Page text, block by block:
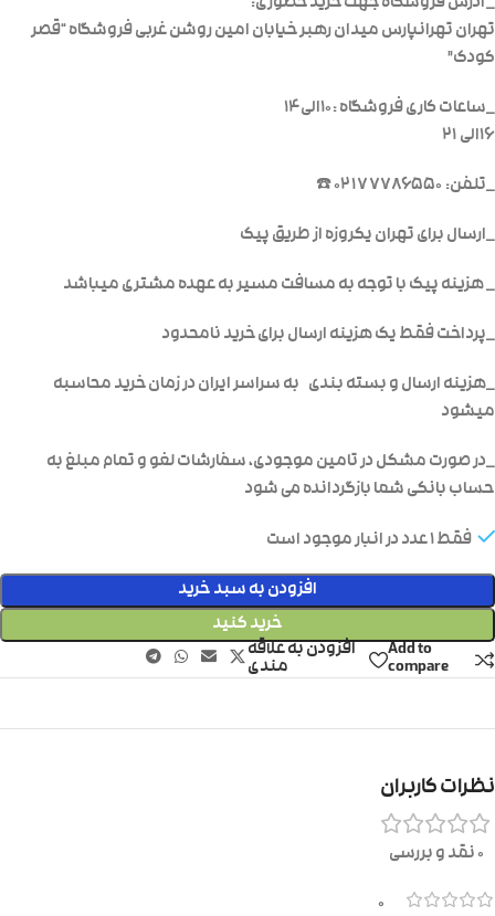
تهران تهرانپارس میدان رهبر خیابان امین روشن غربی فروشگاه “قصر
کودک”
_ساعات کاری فروشگاه :۱۰الی۱۴
16الی ۲۱
_تلفن: ۰۲۱۷۷۷۸۶۵۵۰ ☎️
_ارسال برای تهران یکروزه از طریق پیک
_ هزینه پیک با توجه به مسافت مسیر به عهده مشتری میباشد
_پرداخت فقط یک هزینه ارسال برای خرید نامحدود
_هزینه ارسال و بسته بندی به سراسر ایران در زمان خرید محاسبه
میشود
_در صورت مشکل در تامین موجودی، سفارشات لغو و تمام مبلغ به
حساب بانکی شما بازگردانده می شود
فقط 1 عدد در انبار موجود است
افزودن به سبد خرید
خرید کنید
Add to
compare
افزودن به علاقه
مندی
نظرات کاربران
0 نقد و بررسی
0